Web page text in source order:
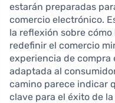
estarán preparadas
comercio electrónico.
la reflexión sobre
redefinir el comercio
experiencia de
adaptada al
camino parece indicar
clave para el éxito de